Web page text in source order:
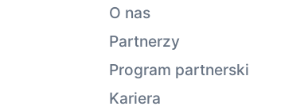
O nas
Partnerzy
Program partnerski
Kariera